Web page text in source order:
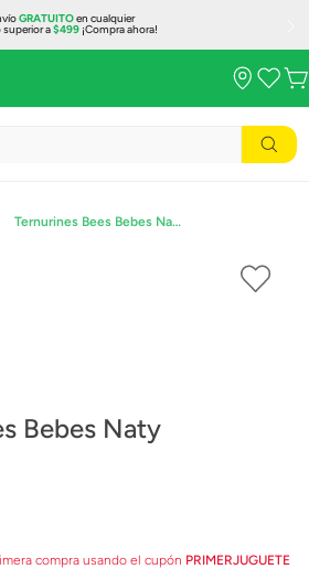
GRATUITOen cualquier
a$499¡Compra ahora!
Ternurines Bees Bebes Naty
Bebes Naty
compra usando el cupón PRIMERJUGUETE